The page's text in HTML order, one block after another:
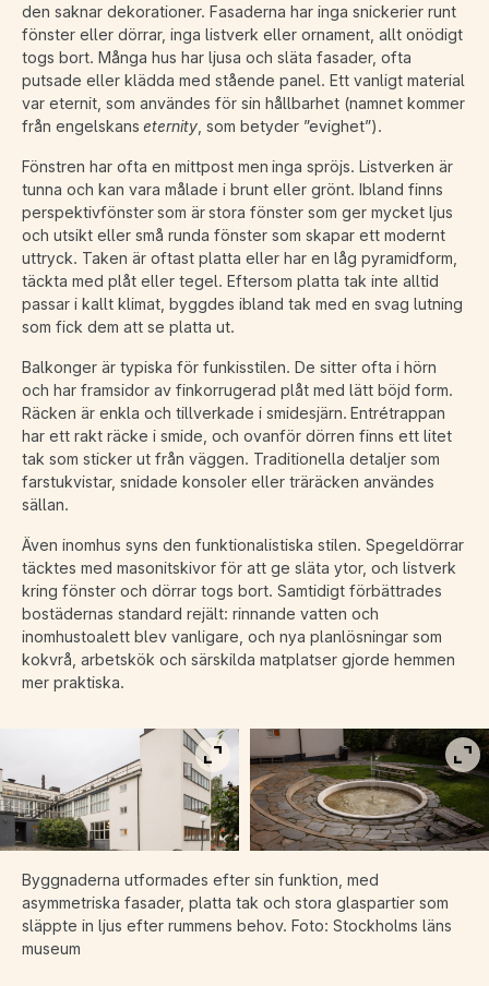
den saknar dekorationer. Fasaderna har inga snickerier runt
fönster eller dörrar, inga listverk eller ornament, allt onödigt
togs bort. Många hus har ljusa och släta fasader, ofta
putsade eller klädda med stående panel. Ett vanligt material
var eternit, som användes för sin hållbarhet (namnet kommer
från engelskans eternity , som betyder ”evighet”).
Fönstren har ofta en mittpost men inga spröjs. Listverken är
tunna och kan vara målade i brunt eller grönt. Ibland finns
perspektivfönster som är stora fönster som ger mycket ljus
och utsikt eller små runda fönster som skapar ett modernt
uttryck. Taken är oftast platta eller har en låg pyramidform,
täckta med plåt eller tegel. Eftersom platta tak inte alltid
passar i kallt klimat, byggdes ibland tak med en svag lutning
som fick dem att se platta ut.
Balkonger är typiska för funkisstilen. De sitter ofta i hörn
och har framsidor av finkorrugerad plåt med lätt böjd form.
Räcken är enkla och tillverkade i smidesjärn. Entrétrappan
har ett rakt räcke i smide, och ovanför dörren finns ett litet
tak som sticker ut från väggen. Traditionella detaljer som
farstukvistar, snidade konsoler eller träräcken användes
sällan.
Även inomhus syns den funktionalistiska stilen. Spegeldörrar
täcktes med masonitskivor för att ge släta ytor, och listverk
kring fönster och dörrar togs bort. Samtidigt förbättrades
bostädernas standard rejält: rinnande vatten och
inomhustoalett blev vanligare, och nya planlösningar som
kokvrå, arbetskök och särskilda matplatser gjorde hemmen
mer praktiska.
Visa bild i fullskärm
Byggnaderna utformades efter sin funktion, med
asymmetriska fasader, platta tak och stora glaspartier som
släppte in ljus efter rummens behov. Foto: Stockholms läns
museum